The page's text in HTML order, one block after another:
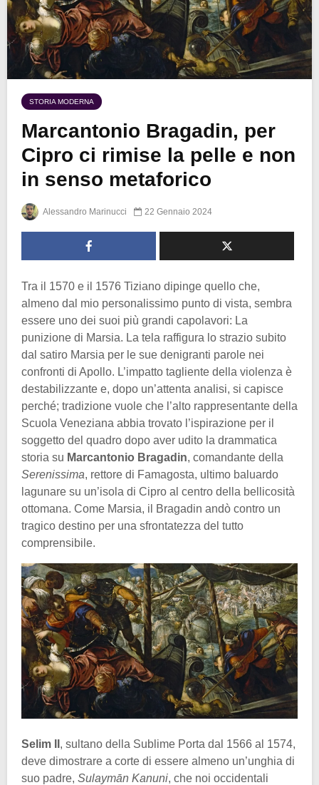
STORIA MODERNA
Marcantonio Bragadin, per
Cipro ci rimise la pelle e non
in senso metaforico
Alessandro Marinucci 22 Gennaio 2024
Tra il 1570 e il 1576 Tiziano dipinge quello che,
almeno dal mio personalissimo punto di vista, sembra
essere uno dei suoi più grandi capolavori: La
punizione di Marsia. La tela raffigura lo strazio subito
dal satiro Marsia per le sue denigranti parole nei
confronti di Apollo. L’impatto tagliente della violenza è
destabilizzante e, dopo un’attenta analisi, si capisce
perché; tradizione vuole che l’alto rappresentante della
Scuola Veneziana abbia trovato l’ispirazione per il
soggetto del quadro dopo aver udito la drammatica
storia su Marcantonio Bragadin, comandante della
Serenissima, rettore di Famagosta, ultimo baluardo
lagunare su un’isola di Cipro al centro della bellicosità
ottomana. Come Marsia, il Bragadin andò contro un
tragico destino per una sfrontatezza del tutto
comprensibile.
Selim II , sultano della Sublime Porta dal 1566 al 1574,
deve dimostrare a corte di essere almeno un’unghia di
suo padre, Sulaymān Kanuni, che noi occidentali